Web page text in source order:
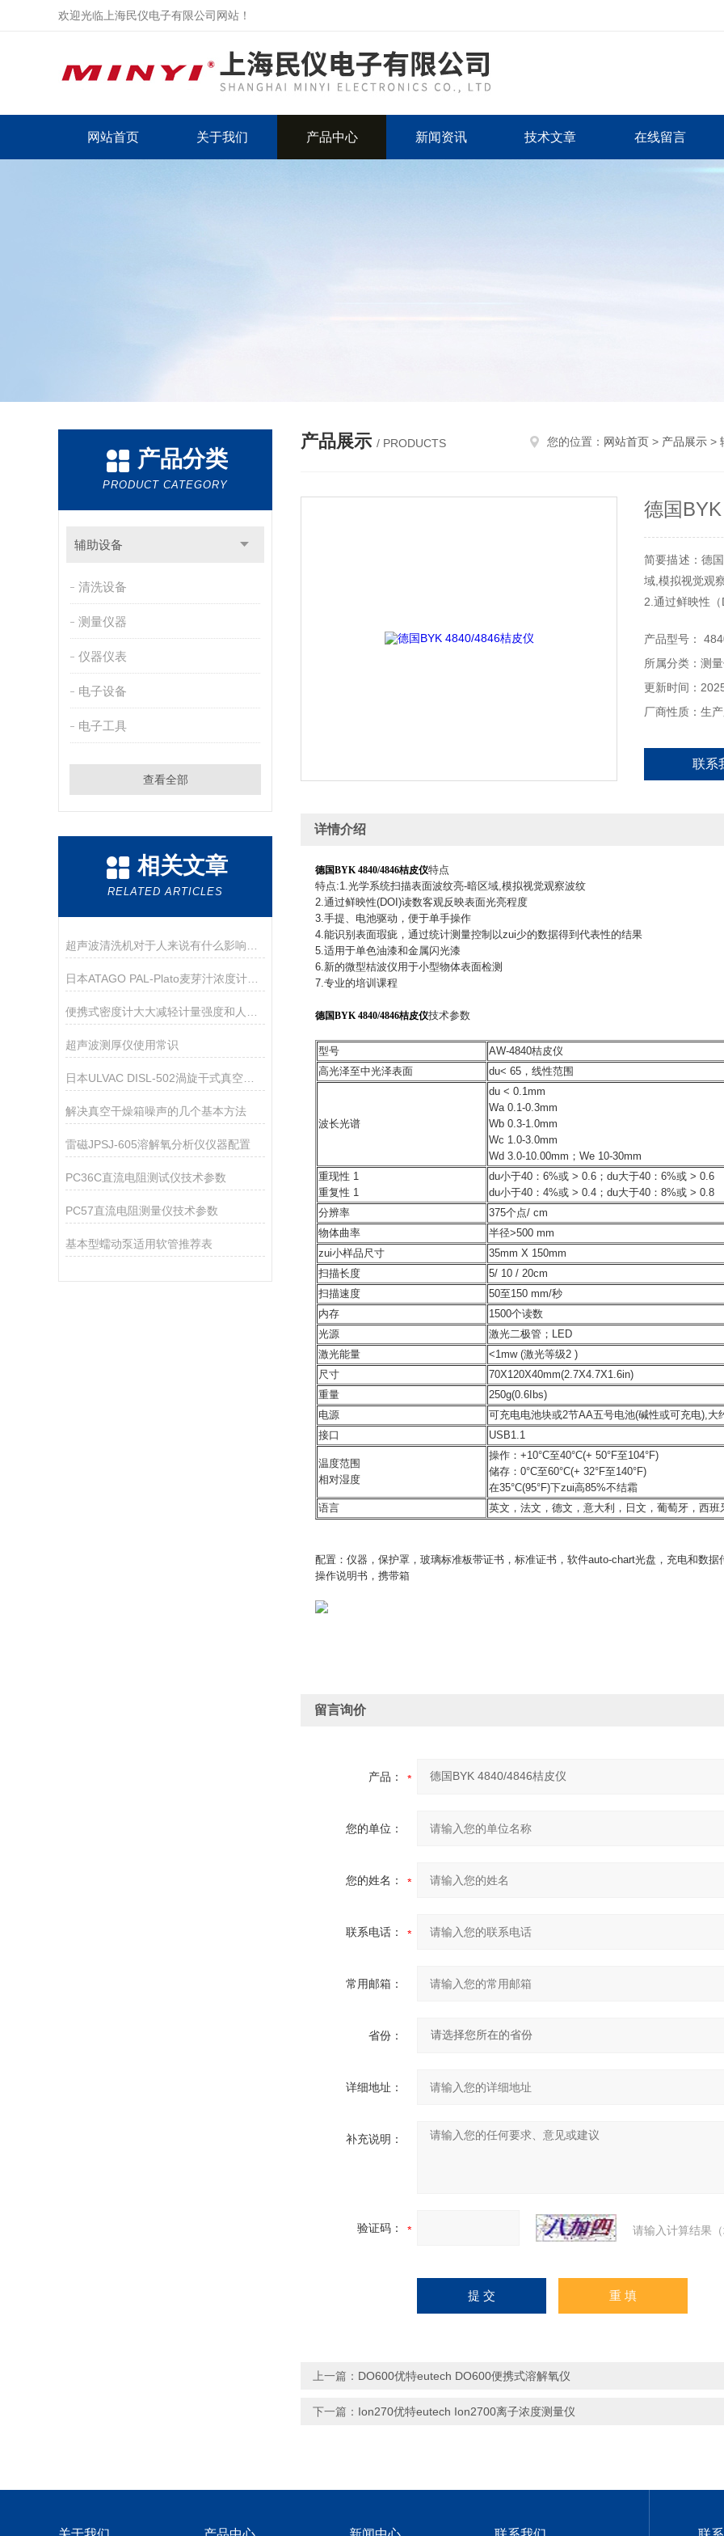
欢迎光临上海民仪电子有限公司网站！
网站首页 关于我们 产品中心 新闻资讯 技术文章 在线留言
产品分类
PRODUCT CATEGORY
辅助设备
清洗设备
测量仪器
仪器仪表
电子设备
电子工具
查看全部
相关文章
RELATED ARTICLES
日本ATAGO PAL-Plato麦芽汁浓度计应用指导
超声波测厚仪使用常识
解决真空干燥箱噪声的几个基本方法
雷磁JPSJ-605溶解氧分析仪仪器配置
PC36C直流电阻测试仪技术参数
PC57直流电阻测量仪技术参数
基本型蠕动泵适用软管推荐表
产品展示 / PRODUCTS 您的位置： 网站首页 > 产品展示 >
德国
简要描述：德
域,模拟视觉观
2.通过鲜映性
4.能识别表面
5.适用于单色油
产品型号：
所属分类：测
更新时间：
厂商性质：生
联系
详情介绍
德国BYK 4840/4846桔皮仪特点
特点:1.光学系统扫描表面波纹亮-暗区域,模拟视觉观察波纹
2.通过鲜映性(DOI)读数客观反映表面光亮程度
3.手提、电池驱动，便于单手操作
4.能识别表面瑕疵，通过统计测量控制以zui少的数据得到代表性的结果
5.适用于单色油漆和金属闪光漆
6.新的微型桔波仪用于小型物体表面检测
7.专业的培训课程
德国BYK 4840/4846桔皮仪技术参数
型号
AW-4840桔皮仪
高光泽至中光泽表面
du< 65，线性范围
波长光谱
du < 0.1mm
Wa 0.1-0.3mm
Wb 0.3-1.0mm
Wc 1.0-3.0mm
Wd 3.0-10.00mm；We 10-30mm
重现性 1
重复性 1
du小于40：6%或 > 0.6；du大于40：6%或 > 0.6
du小于40：4%或 > 0.4；du大于40：8%或 > 0.8
分辨率
375个点/ cm
物体曲率
半径>500 mm
zui小样品尺寸
35mm X 150mm
扫描长度
5/ 10 / 20cm
扫描速度
50至150 mm/秒
内存
1500个读数
光源
激光二极管；LED
激光能量
<1mw (激光等级2 )
尺寸
70X120X40mm(2.7X4.7X1.6in)
重量
250g(0.6Ibs)
电源
可充电电池块或2节AA五号电池(碱性或可充电),大
接口
USB1.1
温度范围
相对湿度
操作：+10°C至40°C(+ 50°F至104°F)
储存：0°C至60°C(+ 32°F至140°F)
在35°C(95°F)下zui高85%不结霜
语言
英文，法文，德文，意大利，日文，葡萄牙，西班
配置：仪器，保护罩，玻璃标准板带证书，标准证书，软件auto-chart光盘，充电和数
操作说明书，携带箱
留言询价
产品：
您的单位：
您的姓名：
联系电话：
常用邮箱：
省份：
详细地址：
补充说明：
验证码： 请输入计算结果
上一篇： DO600优特eutech DO600便携式溶解氧仪
下一篇： Ion270优特eutech Ion2700离子浓度测量仪